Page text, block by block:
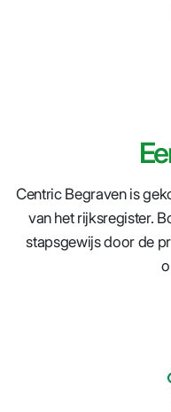
Centric Begraven is
van het rijksregister.
stapsgewijs door de